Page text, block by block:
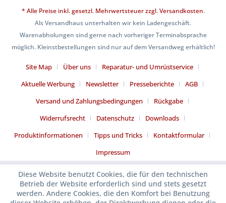
* Alle Preise inkl. gesetzl. Mehrwertsteuer zzgl.Versandkosten.
Als Versandhaus unterhalten wir kein Ladengeschäft.
Warenabholungen sind gerne nach vorheriger Terminabsprache
möglich. Kleinstbestellungen sind nur auf dem Versandweg erhältlich!
Site Map Über uns
Reparatur- und Umrüstservice
Aktuelle Werbung
Newsletter Presseberichte
AGB
Versand und Zahlungsbedingungen
Rückgabe
Widerrufsrecht
Datenschutz
Downloads
Produktinformationen
Tipps und Tricks
Kontaktformular
Impressum
Diese Website benutzt Cookies, die für den technischen
Betrieb der Website erforderlich sind und stets gesetzt
werden. Andere Cookies, die den Komfort bei Benutzung